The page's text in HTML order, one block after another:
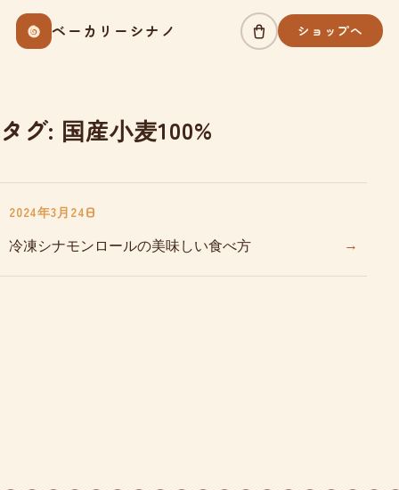
Skip
ベーカリーシナノ ショップへ
タグ: 国産小麦100%
2024年3月24日
冷凍シナモンロールの美味しい食べ方 →